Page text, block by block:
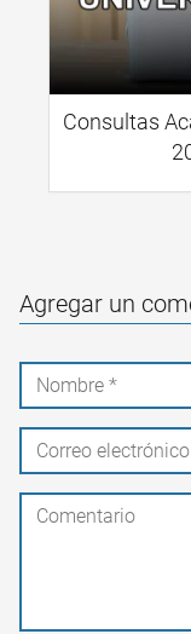
Consultas
Agregar un